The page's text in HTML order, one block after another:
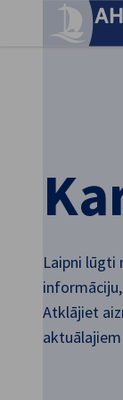
Laipni lūgti
Atklājiet